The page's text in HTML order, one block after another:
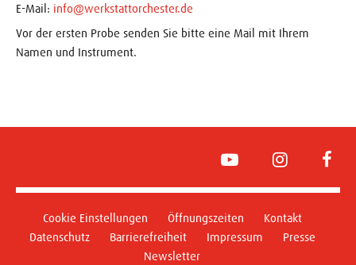
E-Mail: info@werkstattorchester.de
Vor der ersten Probe senden Sie bitte eine Mail mit Ihrem
Namen und Instrument.
YouTube Instagram
Cookie Einstellungen Öffnungszeiten
Kontakt
Datenschutz
Barrierefreiheit Impressum
Presse
Newsletter